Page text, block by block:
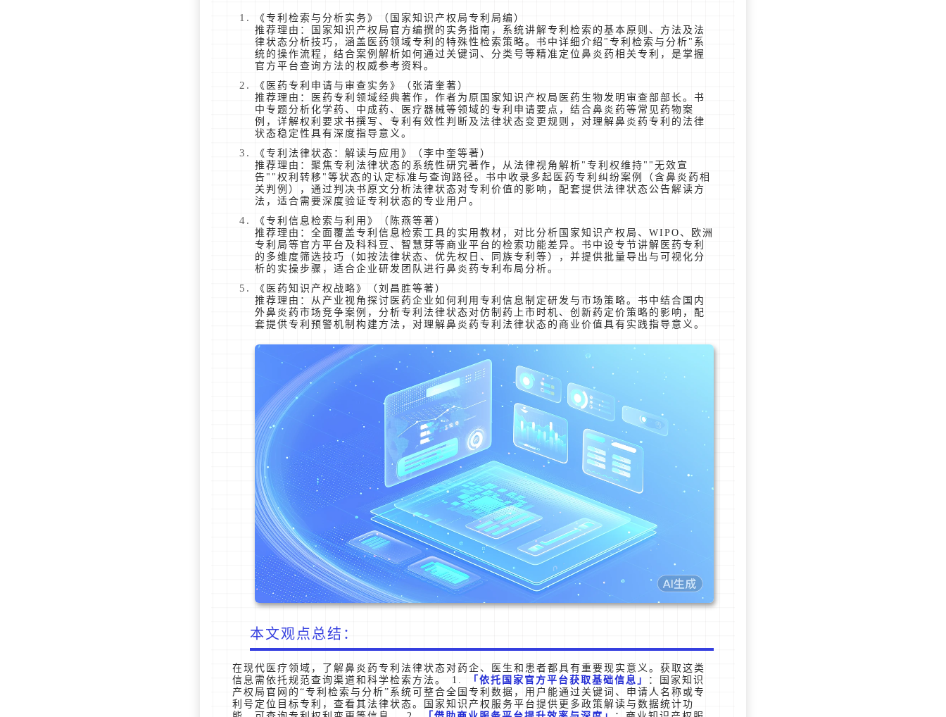
《专利检索与分析实务》（国家知识产权局专利局编）
推荐理由：国家知识产权局官方编撰的实务指南，系统讲解专利检索的基本原则、方法及法
律状态分析技巧，涵盖医药领域专利的特殊性检索策略。书中详细介绍"专利检索与分析"系
统的操作流程，结合案例解析如何通过关键词、分类号等精准定位鼻炎药相关专利，是掌握
官方平台查询方法的权威参考资料。
《医药专利申请与审查实务》（张清奎著）
推荐理由：医药专利领域经典著作，作者为原国家知识产权局医药生物发明审查部部长。书
中专题分析化学药、中成药、医疗器械等领域的专利申请要点，结合鼻炎药等常见药物案
例，详解权利要求书撰写、专利有效性判断及法律状态变更规则，对理解鼻炎药专利的法律
状态稳定性具有深度指导意义。
《专利法律状态：解读与应用》（李中奎等著）
推荐理由：聚焦专利法律状态的系统性研究著作，从法律视角解析"专利权维持""无效宣
告""权利转移"等状态的认定标准与查询路径。书中收录多起医药专利纠纷案例（含鼻炎药相
关判例），通过判决书原文分析法律状态对专利价值的影响，配套提供法律状态公告解读方
法，适合需要深度验证专利状态的专业用户。
《专利信息检索与利用》（陈燕等著）
推荐理由：全面覆盖专利信息检索工具的实用教材，对比分析国家知识产权局、WIPO、欧洲
专利局等官方平台及科科豆、智慧芽等商业平台的检索功能差异。书中设专节讲解医药专利
的多维度筛选技巧（如按法律状态、优先权日、同族专利等），并提供批量导出与可视化分
析的实操步骤，适合企业研发团队进行鼻炎药专利布局分析。
《医药知识产权战略》（刘昌胜等著）
推荐理由：从产业视角探讨医药企业如何利用专利信息制定研发与市场策略。书中结合国内
外鼻炎药市场竞争案例，分析专利法律状态对仿制药上市时机、创新药定价策略的影响，配
套提供专利预警机制构建方法，对理解鼻炎药专利法律状态的商业价值具有实践指导意义。
本文观点总结：
在现代医疗领域，了解鼻炎药专利法律状态对药企、医生和患者都具有重要现实意义。获取这类
信息需依托规范查询渠道和科学检索方法。 1.
依托国家官方平台获取基础信息
：国家知识
产权局官网的“专利检索与分析”系统可整合全国专利数据，用户能通过关键词、申请人名称或专
利号定位目标专利，查看其法律状态。国家知识产权服务平台提供更多政策解读与数据统计功